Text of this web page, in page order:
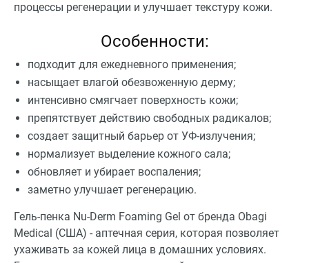
процессы регенерации и улучшает текстуру кожи.
Особенности:
подходит для ежедневного применения;
насыщает влагой обезвоженную дерму;
интенсивно смягчает поверхность кожи;
препятствует действию свободных радикалов;
создает защитный барьер от УФ-излучения;
нормализует выделение кожного сала;
обновляет и убирает воспаления;
заметно улучшает регенерацию.
Гель-пенка Nu-Derm Foaming Gel от бренда Obagi
Medical (США) - аптечная серия, которая позволяет
ухаживать за кожей лица в домашних условиях.